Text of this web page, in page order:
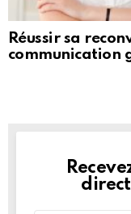
Réussir sa
communication